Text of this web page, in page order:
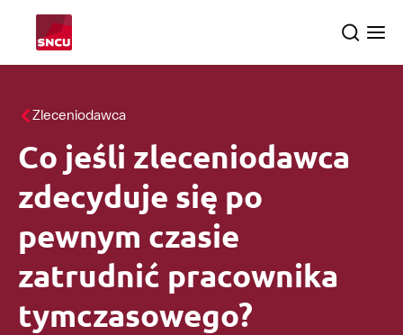
Przejdź
głównej
Search
Tematy
Dochodzenia
Polski
Zleceniodawca
Co jeśli zleceniodawca
zdecyduje się po
pewnym czasie
zatrudnić pracownika
tymczasowego?